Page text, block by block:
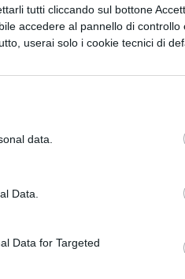
tutti cliccando sul bottone
accedere al pannello di controllo
userai solo i cookie tecnici di
data.
Data.
Data for Targeted
provarle, però, il
cercate di
da riuscire a fare tutto
vi consigliamo di dare
precedenti